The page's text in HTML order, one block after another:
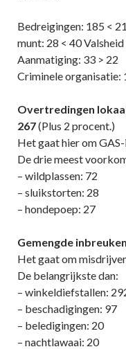
Bedreigingen: 185 <
munt: 28 < 40
Aanmatiging: 33 > 22
Criminele organisatie:
Overtredingen
267(Plus 2 procent.)
Het gaat hier om
De drie meest
– wildplassen: 72
– sluikstorten: 28
– hondepoep: 27
Gemengde inbreuken
Het gaat om
De belangrijkste dan:
– winkeldiefstallen:
– beschadigingen: 97
– beledigingen: 20
– nachtlawaai: 20